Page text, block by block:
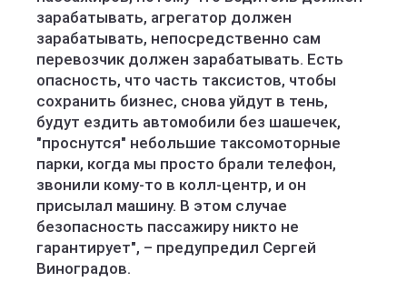
зарабатывать, агрегатор должен
зарабатывать, непосредственно сам
перевозчик должен зарабатывать. Есть
опасность, что часть таксистов, чтобы
сохранить бизнес, снова уйдут в тень,
будут ездить автомобили без шашечек,
"проснутся" небольшие таксомоторные
парки, когда мы просто брали телефон,
звонили кому-то в колл-центр, и он
присылал машину. В этом случае
безопасность пассажиру никто не
гарантирует", – предупредил Сергей
Виноградов.